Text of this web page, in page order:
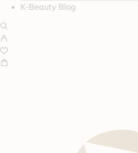
K-Beauty Blog